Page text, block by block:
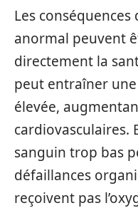
Les conséquences
anormal peuvent
directement la
peut entraîner
élevée,
cardiovasculaires.
sanguin trop bas
défaillances
reçoivent pas